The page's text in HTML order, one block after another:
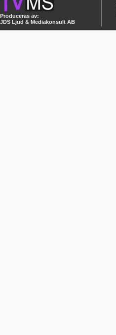
Produceras av:
JDS Ljud & Mediakonsult AB